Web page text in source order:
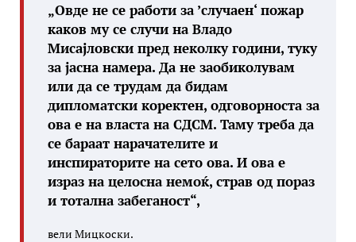
„Овде не се работи за ’случаен‘ пожар
каков му се случи на Владо
Мисајловски пред неколку години, туку
за јасна намера. Да не заобиколувам
или да се трудам да бидам
дипломатски коректен, одговорноста за
ова е на власта на СДСМ. Таму треба да
се бараат нарачателите и
инспираторите на сето ова. И ова е
израз на целосна немоќ, страв од пораз
и тотална забеганост“,
вели Мицкоски.